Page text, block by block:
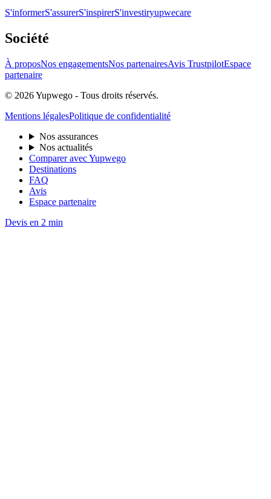
S'informerS'assurerS'inspirerS'investiryupwecare
Société
À proposNos engagementsNos partenairesAvis TrustpilotEspace
partenaire
© 2026 Yupwego - Tous droits réservés.
Mentions légalesPolitique de confidentialité
Nos assurances
Nos actualités
Comparer avec Yupwego
Destinations
FAQ
Avis
Espace partenaire
Devis en 2 min